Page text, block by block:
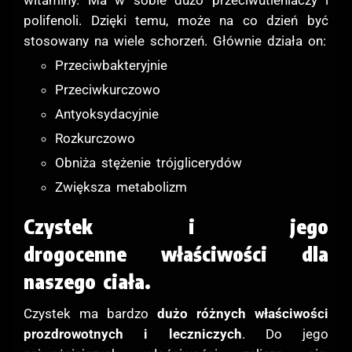
polifenoli. Dzięki temu, może na co dzień być
stosowany na wiele schorzeń. Głównie działa on:
Przeciwbakteryjnie
Przeciwkurczowo
Antyoksydacyjnie
Rozkurczowo
Obniża stężenie trójglicerydów
Zwiększa metabolizm
Czystek i jego
drogocenne właściwości dla
naszego ciała.
Czystek ma bardzo dużo różnych właściwości
prozdrowotnych i leczniczych. Do jego